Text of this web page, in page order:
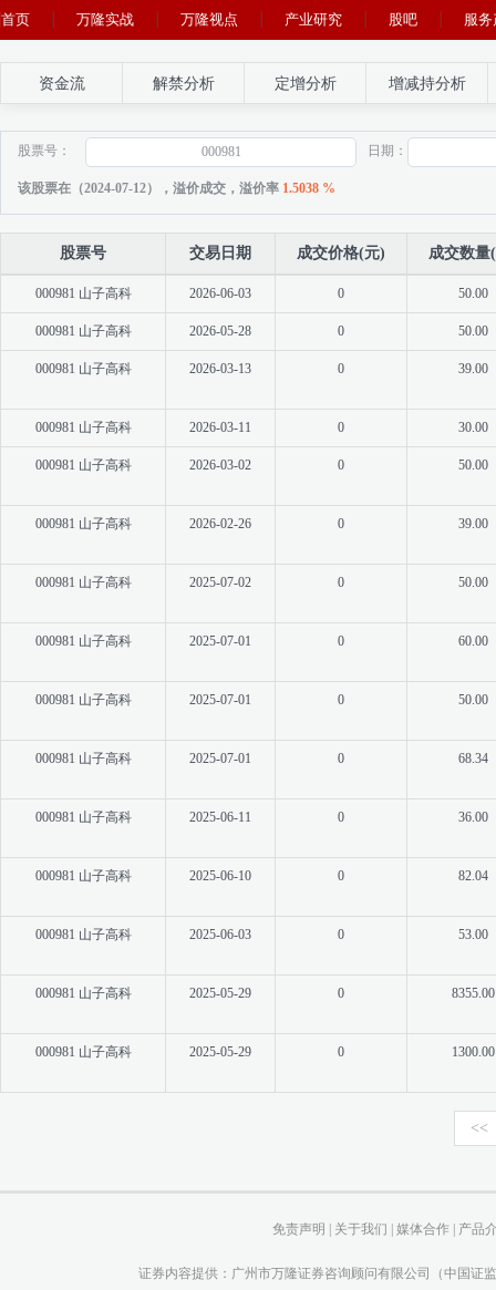
首页 万隆实战 万隆视点 产业研究 股吧 服
资金流 解禁分析 定增分析 增减持分析
股票号： 日期：
该股票在（2024-07-12），溢价成交，溢价率 1.5038 %
股票号 交易日期 成交价格(元) 成交数量
000981 山子高科 2026-06-03 0 50.00
000981 山子高科 2026-05-28 0 50.00
000981 山子高科 2026-03-13 0 39.00
000981 山子高科 2026-03-11 0 30.00
000981 山子高科 2026-03-02 0 50.00
000981 山子高科 2026-02-26 0 39.00
000981 山子高科 2025-07-02 0 50.00
000981 山子高科 2025-07-01 0 60.00
000981 山子高科 2025-07-01 0 50.00
000981 山子高科 2025-07-01 0 68.34
000981 山子高科 2025-06-11 0 36.00
000981 山子高科 2025-06-10 0 82.04
000981 山子高科 2025-06-03 0 53.00
000981 山子高科 2025-05-29 0 8355.00
000981 山子高科 2025-05-29 0 1300.00
<<
免责声明 关于我们 媒体合作 产品
证券内容提供：广州市万隆证券咨询顾问有限公司（中国证